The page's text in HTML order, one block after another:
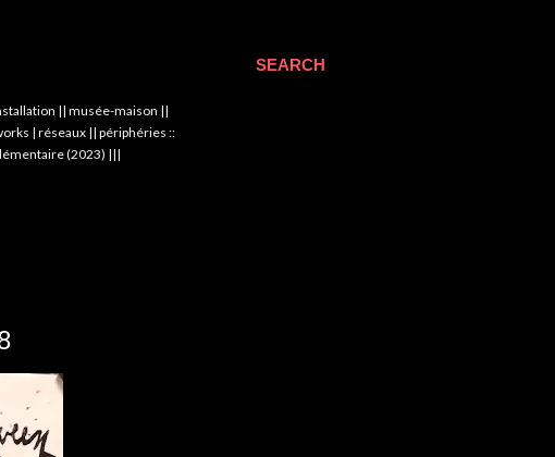
SEARCH
|| musée-maison ||
| réseaux || périphéries ::
(2023) |||